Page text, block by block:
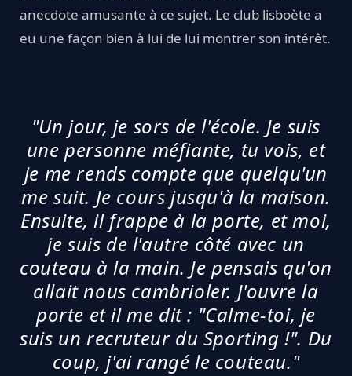
anecdote amusante à ce sujet. Le club lisboète a
eu une façon bien à lui de lui montrer son intérêt.
"Un jour, je sors de l'école. Je suis
une personne méfiante, tu vois, et
je me rends compte que quelqu'un
me suit. Je cours jusqu'à la maison.
Ensuite, il frappe à la porte, et moi,
je suis de l'autre côté avec un
couteau à la main. Je pensais qu'on
allait nous cambrioler. J'ouvre la
porte et il me dit : "Calme-toi, je
suis un recruteur du Sporting !". Du
coup, j'ai rangé le couteau."